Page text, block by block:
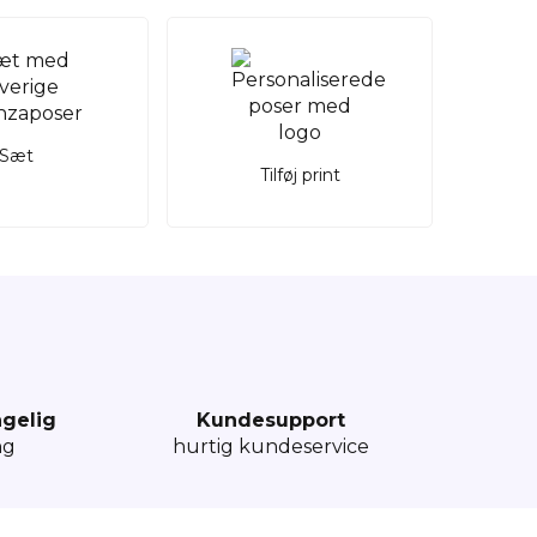
Tilføj print
Kundesupport
hurtig kundeservice